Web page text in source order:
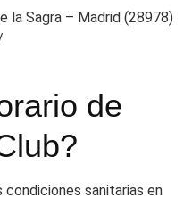
la Sagra – Madrid (28978)
de
sanitarias en